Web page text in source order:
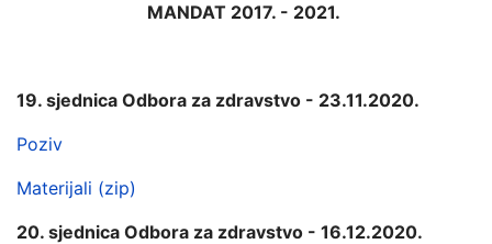
MANDAT 2017. - 2021.
19. sjednica Odbora za zdravstvo - 23.11.2020.
Poziv
Materijali (zip)
20. sjednica Odbora za zdravstvo - 16.12.2020.